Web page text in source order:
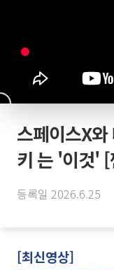
스페이스X
키 는 '이것'
등록일 2026.6.25
[최신영상]